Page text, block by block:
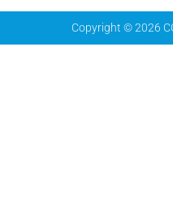
Copyright © 2026